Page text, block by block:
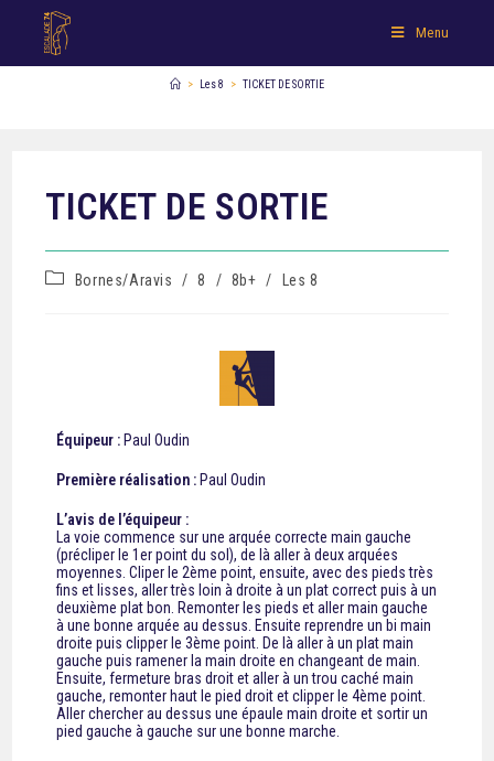
Menu
> Les 8 > TICKET DE SORTIE
TICKET DE SORTIE
Bornes/Aravis / 8 / 8b+ / Les 8
Équipeur : Paul Oudin
Première réalisation : Paul Oudin
L’avis de l’équipeur :
La voie commence sur une arquée correcte main gauche
(précliper le 1er point du sol), de là aller à deux arquées
moyennes. Cliper le 2ème point, ensuite, avec des pieds très
fins et lisses, aller très loin à droite à un plat correct puis à un
deuxième plat bon. Remonter les pieds et aller main gauche
à une bonne arquée au dessus. Ensuite reprendre un bi main
droite puis clipper le 3ème point. De là aller à un plat main
gauche puis ramener la main droite en changeant de main.
Ensuite, fermeture bras droit et aller à un trou caché main
gauche, remonter haut le pied droit et clipper le 4ème point.
Aller chercher au dessus une épaule main droite et sortir un
pied gauche à gauche sur une bonne marche.